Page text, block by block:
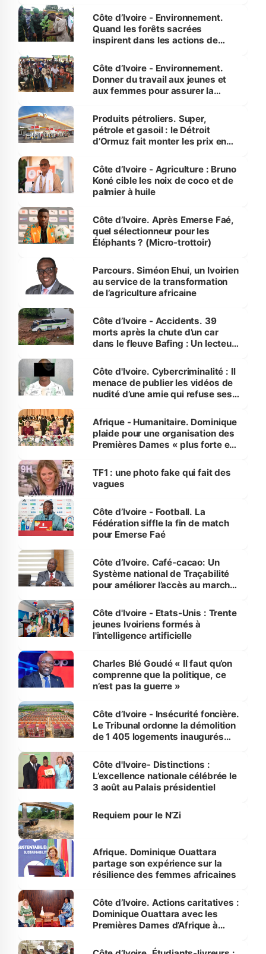
Côte d’Ivoire - Environnement.
Quand les forêts sacrées
inspirent dans les actions de
Côte d’Ivoire - Environnement.
Donner du travail aux jeunes et
aux femmes pour assurer la
menacées
Produits pétroliers. Super,
pétrole et gasoil : le Détroit
d’Ormuz fait monter les prix en
Côte d’Ivoire - Agriculture : Bruno
Koné cible les noix de coco et de
palmier à huile
Côte d’Ivoire. Après Emerse Faé,
quel sélectionneur pour les
Éléphants ? (Micro-trottoir)
Parcours. Siméon Ehui, un Ivoirien
au service de la transformation
de l’agriculture africaine
Côte d’Ivoire - Accidents. 39
morts après la chute d’un car
dans le fleuve Bafing : Un lecteur
des Transports
Côte d'Ivoire. Cybercriminalité : Il
menace de publier les vidéos de
nudité d’une amie qui refuse ses
Afrique - Humanitaire. Dominique
plaide pour une organisation des
Premières Dames « plus forte et
sur la scène internationale »
TF1 : une photo fake qui fait des
vagues
Côte d’Ivoire - Football. La
Fédération siffle la fin de match
pour Emerse Faé
Côte d’Ivoire. Café-cacao: Un
Système national de Traçabilité
pour améliorer l’accès au marché
Côte d'Ivoire - Etats-Unis : Trente
jeunes Ivoiriens formés à
l'intelligence artificielle
Charles Blé Goudé « Il faut qu’on
comprenne que la politique, ce
n’est pas la guerre »
Côte d’Ivoire - Insécurité foncière.
Le Tribunal ordonne la démolition
de 1 405 logements inaugurés
Bassam
Côte d'Ivoire- Distinctions :
L’excellence nationale célébrée le
3 août au Palais présidentiel
Requiem pour le N’Zi
Afrique. Dominique Ouattara
partage son expérience sur la
résilience des femmes africaines
Côte d’Ivoire. Actions caritatives :
Dominique Ouattara avec les
Premières Dames d’Afrique à